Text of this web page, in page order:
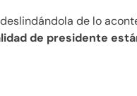
de lo
de presidente